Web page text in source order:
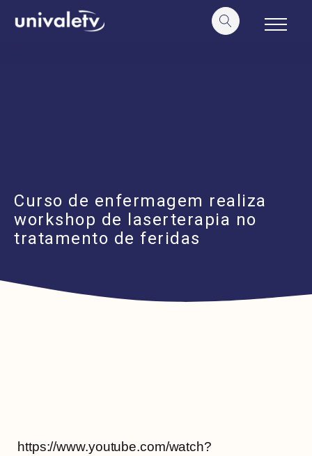
conteúdo
Curso de enfermagem realiza
workshop de laserterapia no
tratamento de feridas
https://www.youtube.com/watch?